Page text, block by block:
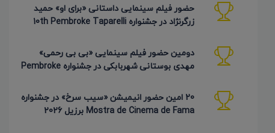
حضور فیلم سینمایی داستانی «برای او» حمید
زرگرنژاد در جشنواره 10th Pembroke Taparelli
دومین حضور فیلم سینمایی «بی بی رحمی»
مهدی بوستانی شهربابکی در جشنواره Pembroke
20 امین حضور انیمیشن «سیب سرخ» در جشنواره
Mostra de Cinema de Fama برزیل 2026